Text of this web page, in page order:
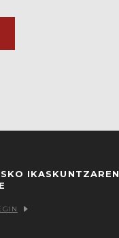
IKASKUNTZAREN